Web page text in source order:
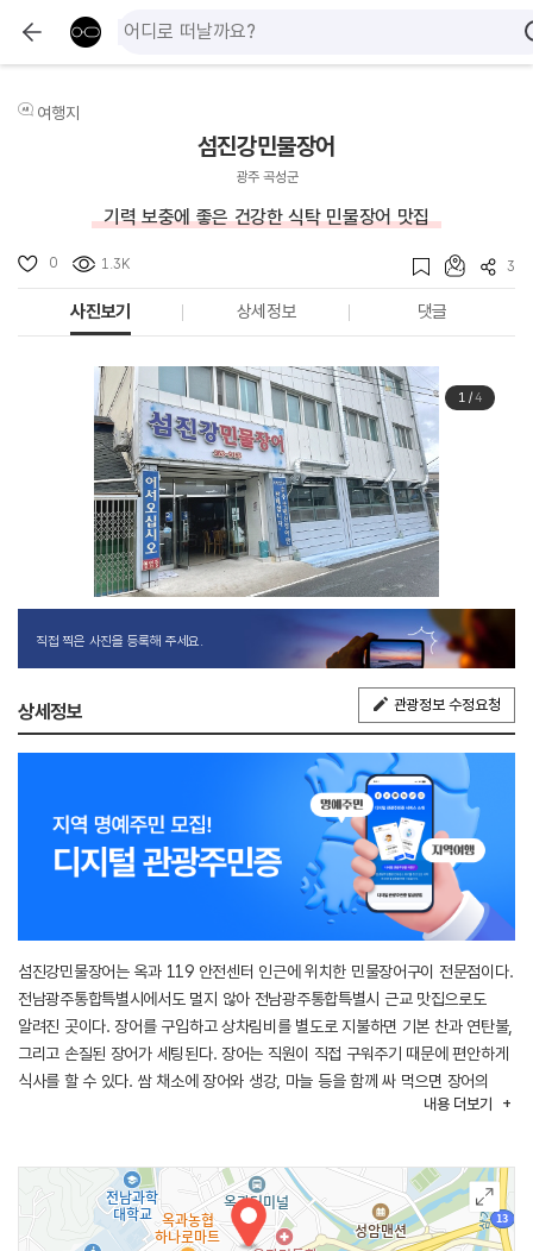
여행지
섬진강민물장어
광주 곡성군
기력 보충에 좋은 건강한 식탁 민물장어 맛집
0 1.3K 3
사진보기 상세정보 댓글
1/4
직접 찍은 사진을 등록해 주세요.
상세정보 관광정보 수정요청
섬진강민물장어는 옥과 119 안전센터 인근에 위치한 민물장어구이 전문점이다.
전남광주통합특별시에서도 멀지 않아 전남광주통합특별시 근교 맛집으로도
알려진 곳이다. 장어를 구입하고 상차림비를 별도로 지불하면 기본 찬과 연탄불,
그리고 손질된 장어가 세팅된다. 장어는 직원이 직접 구워주기 때문에 편안하게
식사를 할 수 있다. 쌈 채소에 장어와 생강, 마늘 등을 함께 싸 먹으면 장어의
내용 더보기